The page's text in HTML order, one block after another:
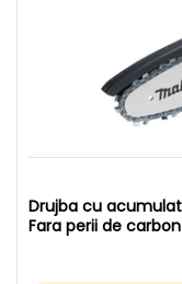
Drujba cu
Fara perii de